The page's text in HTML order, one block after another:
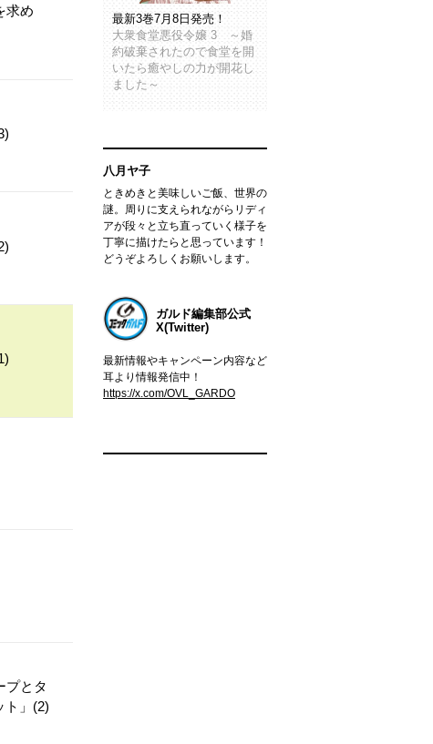
求め
プとタ
ト」(2)
最新3巻7月8日発売！
大衆食堂悪役令嬢 3 ～婚
約破棄されたので食堂を開
いたら癒やしの力が開花し
ました～
八月ヤ子
ときめきと美味しいご飯、世界の
謎。周りに支えられながらリディ
アが段々と立ち直っていく様子を
丁寧に描けたらと思っています！
どうぞよろしくお願いします。
ガルド編集部公式
X(Twitter)
最新情報やキャンペーン内容など
耳より情報発信中！
https://x.com/OVL_GARDO